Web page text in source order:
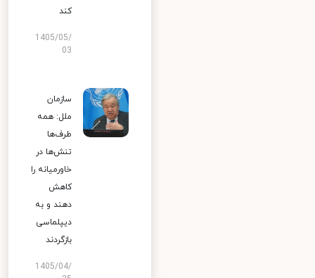
کند
1405/05/
03
سازمان
ملل: همه
طرف‌ها
تنش‌ها در
خاورمیانه را
کاهش
دهند و به
دیپلماسی
بازگردند
1405/04/